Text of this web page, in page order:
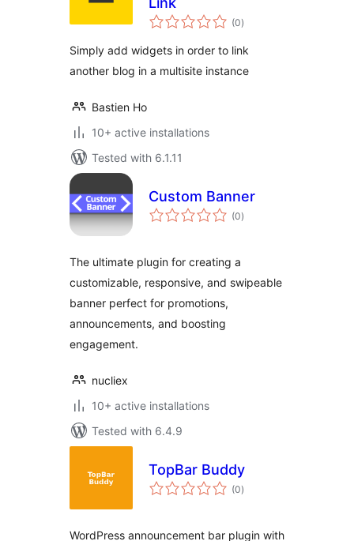
(0total
ratings
)
Simply add widgets in order to link
another blog in a multisite instance
Bastien Ho
10+ active installations
Tested with 6.1.11
Custom Banner
(0total
ratings
)
The ultimate plugin for creating a
customizable, responsive, and swipeable
banner perfect for promotions,
announcements, and boosting
engagement.
nucliex
10+ active installations
Tested with 6.4.9
TopBar Buddy
(0total
ratings
)
WordPress announcement bar plugin with